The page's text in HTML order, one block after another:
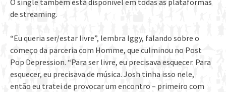
O single também está disponível em todas as plataformas
de streaming.
“Eu queria ser/estar livre”, lembra Iggy, falando sobre o
começo da parceria com Homme, que culminou no Post
Pop Depression. “Para ser livre, eu precisava esquecer. Para
esquecer, eu precisava de música. Josh tinha isso nele,
então eu tratei de provocar um encontro – primeiro com